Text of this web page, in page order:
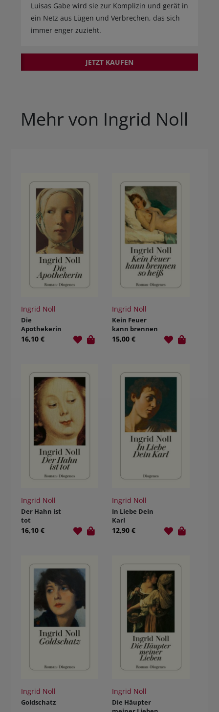
Luisas Gabe wird sie zur Komplizin und gerät in
ein Netz aus Lügen und Verbrechen, das sich
immer enger zuzieht.
JETZT KAUFEN
Mehr von Ingrid Noll
Ingrid Noll
Die
Apothekerin
16,10 €
Ingrid Noll
Kein Feuer
kann brennen
so heiß
15,00 €
Ingrid Noll
Der Hahn ist
tot
16,10 €
Ingrid Noll
In Liebe Dein
Karl
12,90 €
Ingrid Noll
Goldschatz
Ingrid Noll
Die Häupter